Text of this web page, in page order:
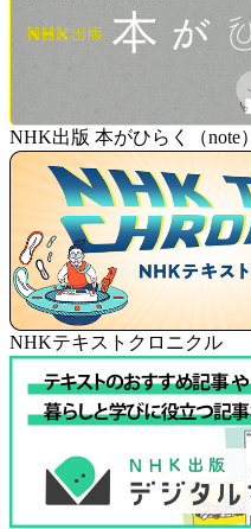
NHK出版 本がひらく（note）
NHKテキストクロニクル